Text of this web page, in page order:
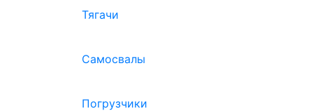
Тягачи
Cамосвалы
Погрузчики